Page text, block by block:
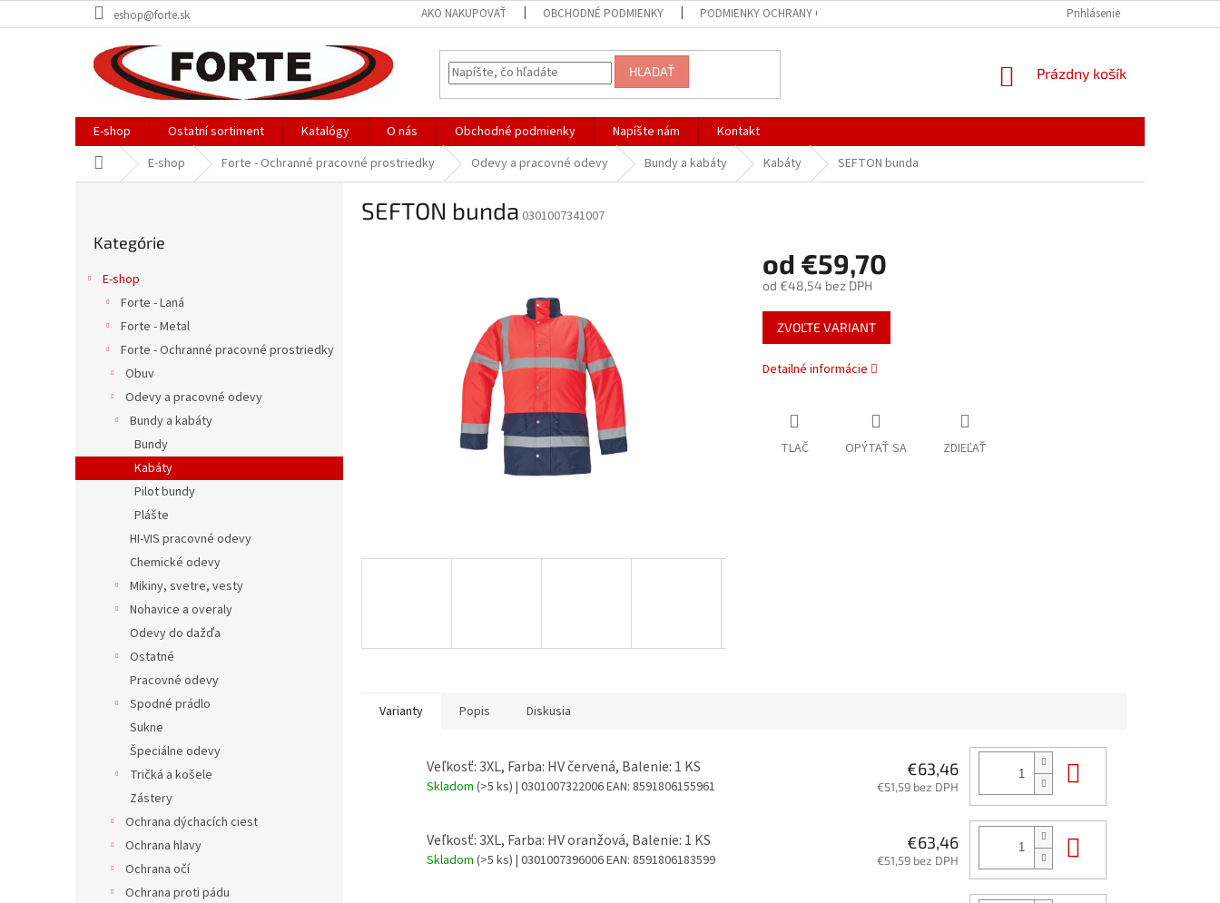
na
eshop@forte.sk AKO NAKUPOVAŤ OBCHODNÉ PODMIENKY PODMIENKY OCHRANY OSOBNÝCH ÚDAJOV Prihlásenie
HĽADAŤ
NÁKUPNÝ
Prázdny košík
E-shop Ostatní sortiment Katalógy O nás Obchodné podmienky Napíšte nám
Kontakt
DomovE-shop Forte - Ochranné pracovné prostriedky Odevy a pracovné odevy Bundy a kabáty Kabáty SEFTON bunda
kategórie
Kategórie
E-shop
Forte - Laná
Forte - Metal
Forte - Ochranné pracovné prostriedky
Obuv
Odevy a pracovné odevy
Bundy a kabáty
Bundy
Kabáty
Pilot bundy
Plášte
HI-VIS pracovné odevy
Chemické odevy
Mikiny, svetre, vesty
Nohavice a overaly
Odevy do dažďa
Ostatné
Pracovné odevy
Spodné prádlo
Sukne
Špeciálne odevy
Tričká a košele
Zástery
Ochrana dýchacích ciest
Ochrana hlavy
Ochrana očí
Ochrana proti pádu
SEFTON bunda 0301007341007
od €59,70
od €48,54 bez DPH
Jednotková
cena:
ZVOĽTE VARIANT
Detailné informácie
TLAČ OPÝTAŤ SA ZDIEĽAŤ
Varianty Popis Diskusia
Veľkosť: 3XL, Farba: HV červená, Balenie: 1 KS
Skladom (>5 ks) | 0301007322006EAN: 8591806155961
€63,46
€51,59 bez DPH
Veľkosť: 3XL, Farba: HV oranžová, Balenie: 1 KS
Skladom (>5 ks) | 0301007396006EAN: 8591806183599
€63,46
€51,59 bez DPH